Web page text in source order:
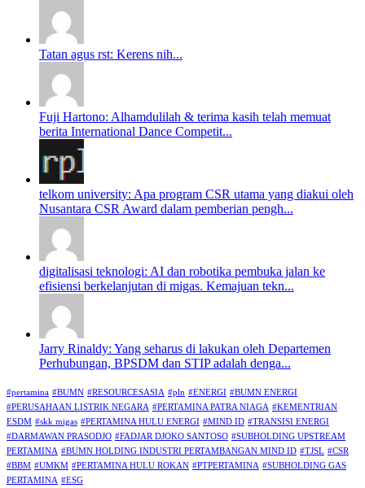
Tatan agus rst: Kerens nih...
Fuji Hartono: Alhamdulilah & terima kasih telah memuat
berita International Dance Competit...
telkom university: Apa program CSR utama yang diakui oleh
Nusantara CSR Award dalam pemberian pengh...
digitalisasi teknologi: AI dan robotika pembuka jalan ke
efisiensi berkelanjutan di migas. Kemajuan tekn...
Jarry Rinaldy: Yang seharus di lakukan oleh Departemen
Perhubungan, BPSDM dan STIP adalah denga...
#pertamina #BUMN #RESOURCESASIA #pln #ENERGI #BUMN ENERGI
#PERUSAHAAN LISTRIK NEGARA #PERTAMINA PATRA NIAGA #KEMENTRIAN
ESDM #skk migas #PERTAMINA HULU ENERGI #MIND ID #TRANSISI ENERGI
#DARMAWAN PRASODJO #FADJAR DJOKO SANTOSO #SUBHOLDING UPSTREAM
PERTAMINA #BUMN HOLDING INDUSTRI PERTAMBANGAN MIND ID #TJSL #CSR
#BBM #UMKM #PERTAMINA HULU ROKAN #PTPERTAMINA #SUBHOLDING GAS
PERTAMINA #ESG